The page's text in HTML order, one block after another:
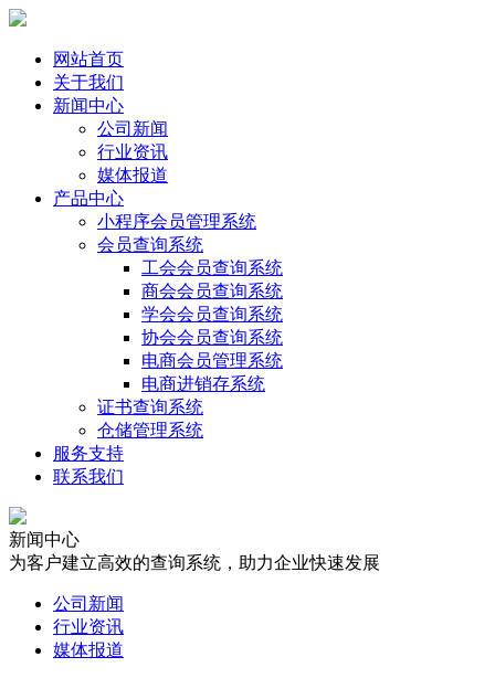
网站首页
关于我们
新闻中心
公司新闻
行业资讯
媒体报道
产品中心
小程序会员管理系统
会员查询系统
工会会员查询系统
商会会员查询系统
学会会员查询系统
协会会员查询系统
电商会员管理系统
电商进销存系统
证书查询系统
仓储管理系统
服务支持
联系我们
新闻中心
为客户建立高效的查询系统，助力企业快速发展
公司新闻
行业资讯
媒体报道